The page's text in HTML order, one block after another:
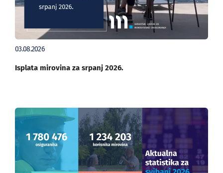
03.08.2026
Isplata mirovina za srpanj 2026.